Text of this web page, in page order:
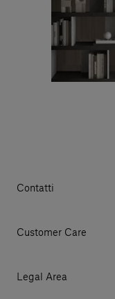
Contatti
© 2026 Salvatori
Customer Care
I miei ordini
Legal Area